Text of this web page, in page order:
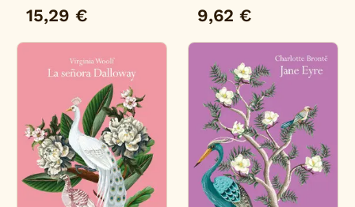
15,29 € 9,62 €